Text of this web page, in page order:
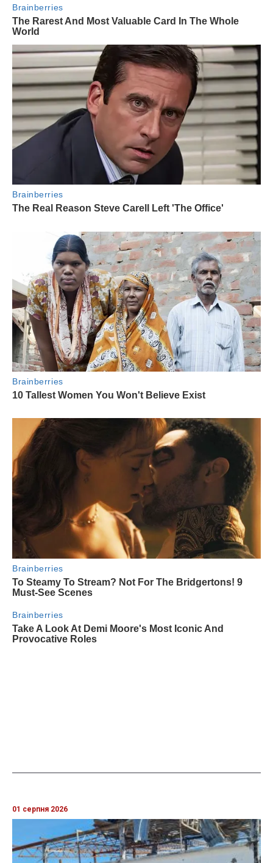
01 серпня 2026